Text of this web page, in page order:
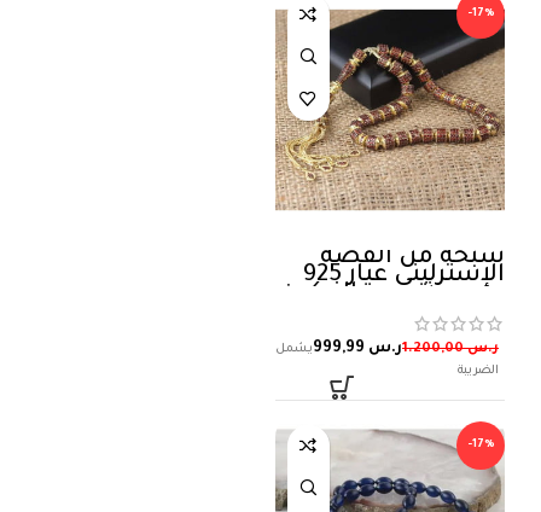
-17%
سبحة من الفضة
الإسترليني عيار 925
مرصعة بحجر الزركون
ر.س1.200,00 ر.س
-17%